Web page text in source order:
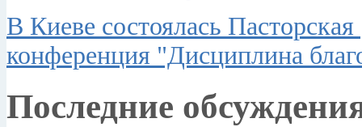
В Киеве состоялась Пасторская
конференция "Дисциплина
Последние